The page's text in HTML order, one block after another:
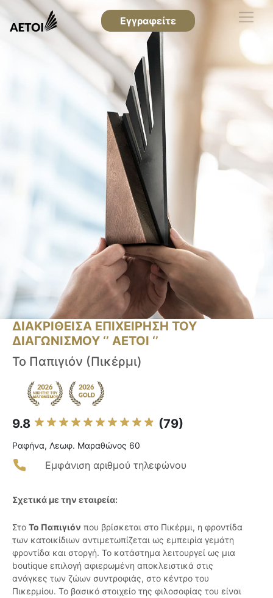
Εγγραφείτε
ΔΙΑΚΡΙΘΕΙΣΑ ΕΠΙΧΕΙΡΗΣΗ ΤΟΥ
ΔΙΑΓΩΝΙΣΜΟΥ ‘’ ΑΕΤΟΙ ‘’
Το Παπιγιόν (Πικέρμι)
9.8 (79)
Ραφήνα, Λεωφ. Μαραθώνος 60
Εμφάνιση αριθμού τηλεφώνου
Σχετικά με την εταιρεία:
Στο Το Παπιγιόν που βρίσκεται στο Πικέρμι, η φροντίδα
των κατοικίδιων αντιμετωπίζεται ως εμπειρία γεμάτη
φροντίδα και στοργή. Το κατάστημα λειτουργεί ως μια
boutique επιλογή αφιερωμένη αποκλειστικά στις
ανάγκες των ζώων συντροφιάς, στο κέντρο του
Πικερμίου. Το βασικό στοιχείο της φιλοσοφίας του είναι